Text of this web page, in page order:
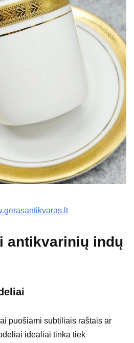
antikvarinių indų
puošiami subtiliais raštais ar
idealiai tinka tiek